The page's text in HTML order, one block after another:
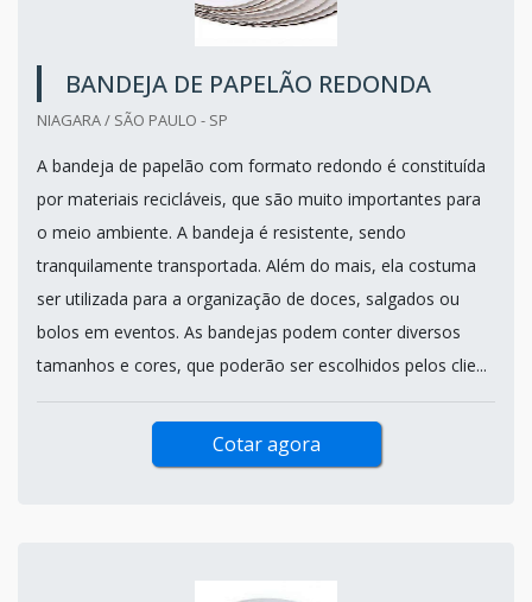
BANDEJA DE PAPELÃO REDONDA
NIAGARA / SÃO PAULO - SP
A bandeja de papelão com formato redondo é constituída
por materiais recicláveis, que são muito importantes para
o meio ambiente. A bandeja é resistente, sendo
tranquilamente transportada. Além do mais, ela costuma
ser utilizada para a organização de doces, salgados ou
bolos em eventos. As bandejas podem conter diversos
tamanhos e cores, que poderão ser escolhidos pelos clie...
Cotar agora